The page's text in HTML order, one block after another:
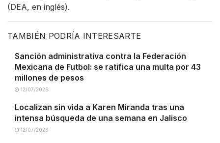
(DEA, en inglés).
TAMBIÉN PODRÍA INTERESARTE
Sanción administrativa contra la Federación
Mexicana de Futbol: se ratifica una multa por 43
millones de pesos
12/07/2026
Localizan sin vida a Karen Miranda tras una
intensa búsqueda de una semana en Jalisco
12/07/2026